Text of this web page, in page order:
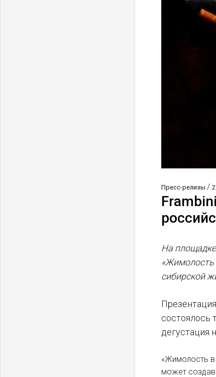
Пресс-релизы /
На
«Жимолость
сибирской
состоялось
дегустация
«Жимолость
может